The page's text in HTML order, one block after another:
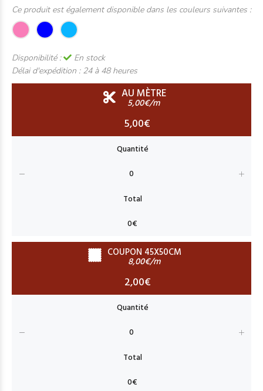
Ce produit est également disponible dans les couleurs suivantes :
Disponibilité :
En stock
Délai d'expédition : 24 à 48 heures
AU MÈTRE
5,00€/m
5,00€
COUPON 45X50CM
8,00€/m
2,00€